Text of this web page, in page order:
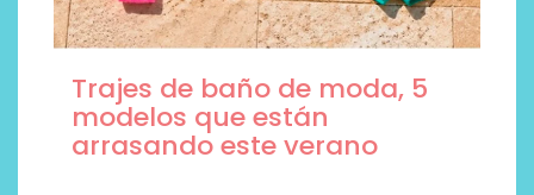
Trajes de baño de moda, 5
modelos que están
arrasando este verano